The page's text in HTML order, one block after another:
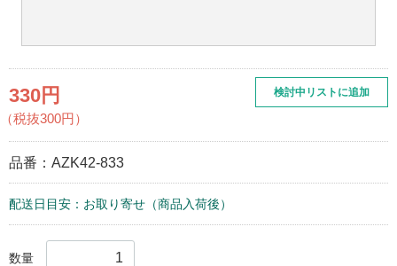
330円
（税抜300円）
品番： AZK42-833
配送日目安：お取り寄せ（商品入荷後）
検討中リストに追加
数量